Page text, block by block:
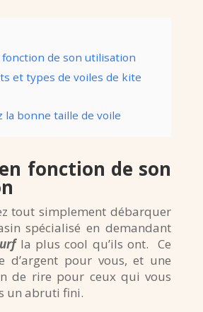
fonction de son utilisation
et types de voiles de kite
la bonne taille de voile
fonction de son
tout simplement débarquer
spécialisé en demandant
la plus cool qu’ils ont. Ce
d’argent pour vous, et une
de rire pour ceux qui vous
un abruti fini.